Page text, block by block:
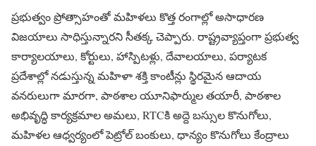
ప్రభుత్వం ప్రోత్సాహంతో మహిళలు కొత్త రంగాల్లో అసాధారణ
విజయాలు సాధిస్తున్నారని సీతక్క చెప్పారు. రాష్ట్రవ్యాప్తంగా ప్రభుత్వ
కార్యాలయాలు, కోర్టులు, హాస్పిటళ్లు, దేవాలయాలు, పర్యాటక
ప్రదేశాల్లో నడుస్తున్న మహిళా శక్తి కాంటీన్లు స్థిరమైన ఆదాయ
వనరులుగా మారగా, పాఠశాల యూనిఫార్ముల తయారీ, పాఠశాల
అభివృద్ధి కార్యక్రమాల అమలు, RTCకి అద్దె బస్సుల కొనుగోలు,
మహిళల ఆధ్వర్యంలో పెట్రోల్ బంకులు, ధాన్యం కొనుగోలు కేంద్రాలు